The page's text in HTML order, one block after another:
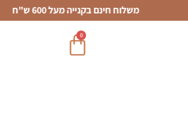
משלוח חינם בקנייה מעל 600 ש"ח
0